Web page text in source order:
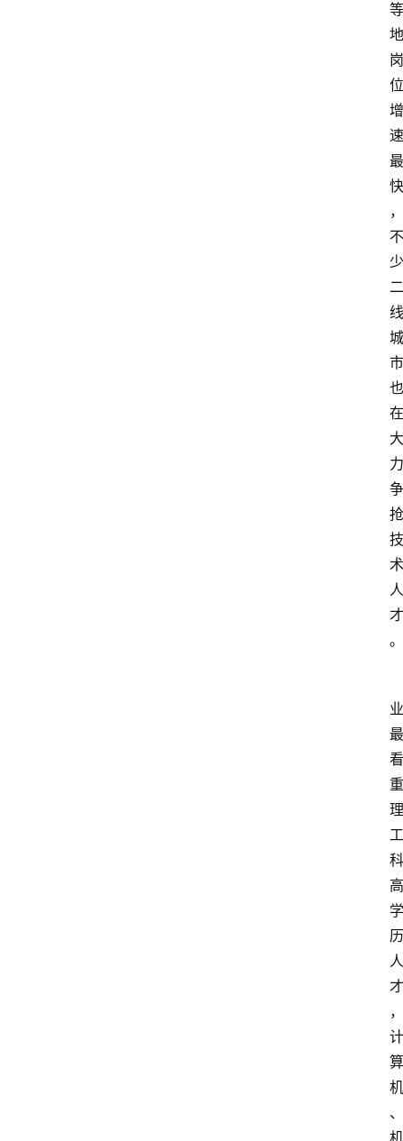
等
地
岗
位
增
速
最
快
，
不
少
二
线
城
市
也
在
大
力
争
抢
技
术
人
才
。
业
最
看
重
理
工
科
高
学
历
人
才
，
计
算
机
、
机